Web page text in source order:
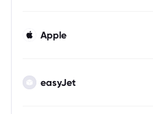
Apple
easyJet